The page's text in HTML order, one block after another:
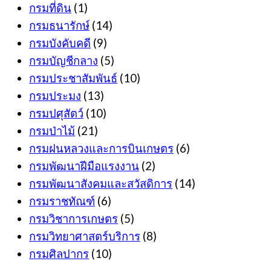
กรมที่ดิน (1)
กรมธนารักษ์ (14)
กรมบังคับคดี (9)
กรมบัญชีกลาง (5)
กรมประชาสัมพันธ์ (10)
กรมประมง (13)
กรมปศุสัตว์ (10)
กรมป่าไม้ (21)
กรมฝนหลวงและการบินเกษตร (6)
กรมพัฒนาฝีมือแรงงาน (2)
กรมพัฒนาสังคมและสวัสดิการ (14)
กรมราชทัณฑ์ (6)
กรมวิชาการเกษตร (5)
กรมวิทยาศาสตร์บริการ (8)
กรมศิลปากร (10)